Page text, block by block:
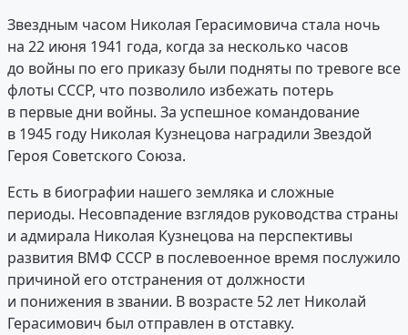
Звездным часом Николая Герасимовича стала ночь
на 22 июня 1941 года, когда за несколько часов
до войны по его приказу были подняты по тревоге все
флоты СССР, что позволило избежать потерь
в первые дни войны. За успешное командование
в 1945 году Николая Кузнецова наградили Звездой
Героя Советского Союза.
Есть в биографии нашего земляка и сложные
периоды. Несовпадение взглядов руководства страны
и адмирала Николая Кузнецова на перспективы
развития ВМФ СССР в послевоенное время послужило
причиной его отстранения от должности
и понижения в звании. В возрасте 52 лет Николай
Герасимович был отправлен в отставку.